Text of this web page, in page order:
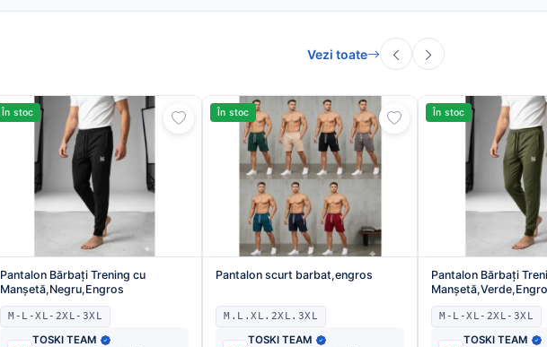
Vezi toate
În stoc
Pantalon Bărbați Trening cu
Manșetă,Negru,Engros
M-L-XL-2XL-3XL
TOSKI TEAM
În stoc
Pantalon scurt barbat,engros
M.L.XL.2XL.3XL
TOSKI TEAM
În stoc
Pantalon Bărbați
M-L-XL-2XL-3XL
TOSKI TEAM